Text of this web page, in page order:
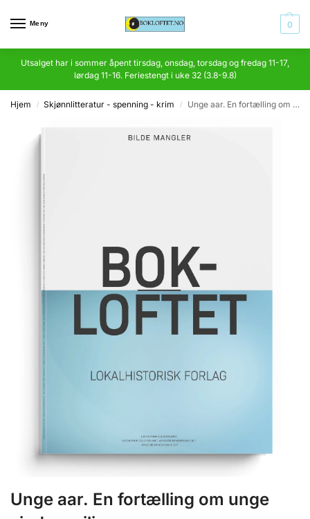
Meny 0
Utsalget har i sommer åpent tirsdag, onsdag, torsdag og fredag 11-17,
lørdag 11-16. Feriestengt i uke 32 (3.8-9.8)
Hjem / Skjønnlitteratur - spenning - krim / Unge aar. En fortælling om unge sind og viljer
Unge aar. En fortælling om unge